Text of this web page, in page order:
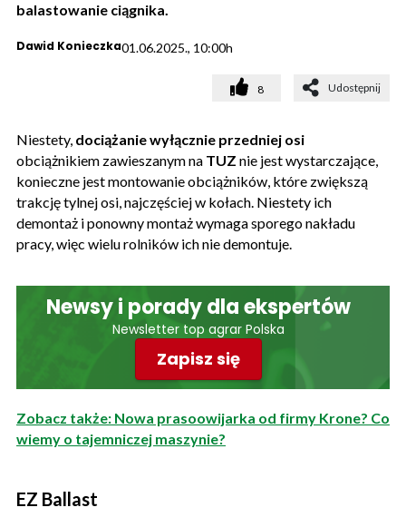
balastowanie ciągnika.
Dawid Konieczka01.06.2025., 10:00h
8 Udostępnij
Niestety, dociążanie wyłącznie przedniej osi
obciążnikiem zawieszanym na TUZ nie jest wystarczające,
konieczne jest montowanie obciążników, które zwiększą
trakcję tylnej osi, najczęściej w kołach. Niestety ich
demontaż i ponowny montaż wymaga sporego nakładu
pracy, więc wielu rolników ich nie demontuje.
Newsy i porady dla ekspertów
Newsletter top agrar Polska
Zapisz się
Zobacz także: Nowa prasoowijarka od firmy Krone? Co
wiemy o tajemniczej maszynie?
EZ Ballast